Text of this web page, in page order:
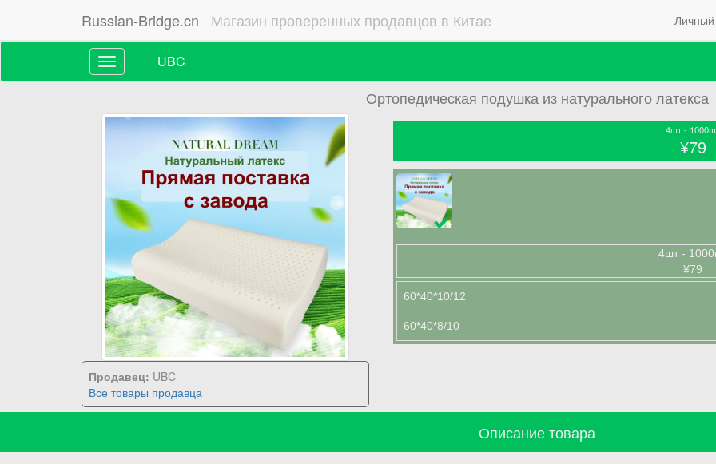
Russian-Bridge.cn Магазин проверенных продавцов в Китае Личный
UBC
Ортопедическая подушка из натурального латекса
Продавец: UBC
Все товары продавца
4шт -
¥79
4шт -
¥79
60*40*10/12
60*40*8/10
Описание товара